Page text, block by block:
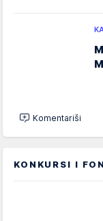
Komentariši
KONKURSI I